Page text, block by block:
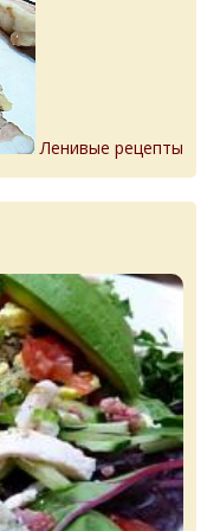
Ленивые рецепты